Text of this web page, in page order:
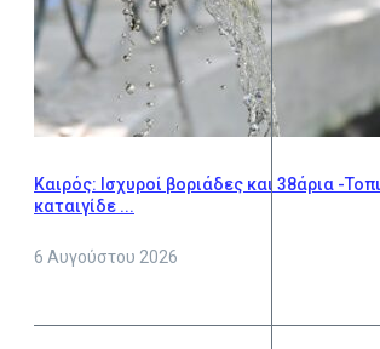
Καιρός: Ισχυροί βοριάδες και 38άρια -
καταιγίδε ...
6 Αυγούστου 2026